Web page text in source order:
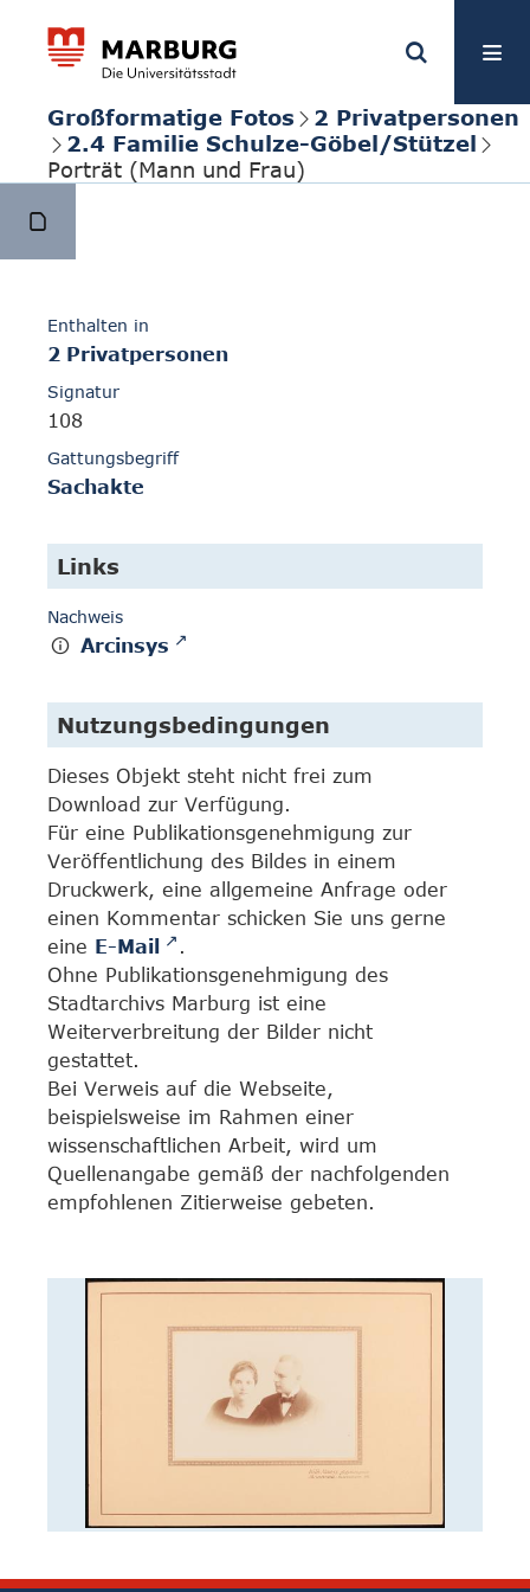
Großformatige Fotos
2 Privatpersonen
2.4 Familie Schulze-Göbel/Stützel
Porträt (Mann und Frau)
Enthalten in
2 Privatpersonen
Signatur
108
Gattungsbegriff
Sachakte
Links
Nachweis
Arcinsys
Nutzungsbedingungen
Dieses Objekt steht nicht frei zum
Download zur Verfügung.
Für eine Publikationsgenehmigung zur
Veröffentlichung des Bildes in einem
Druckwerk, eine allgemeine Anfrage oder
einen Kommentar schicken Sie uns gerne
eine E-Mail
.
Ohne Publikationsgenehmigung des
Stadtarchivs Marburg ist eine
Weiterverbreitung der Bilder nicht
gestattet.
Bei Verweis auf die Webseite,
beispielsweise im Rahmen einer
wissenschaftlichen Arbeit, wird um
Quellenangabe gemäß der nachfolgenden
empfohlenen Zitierweise gebeten.